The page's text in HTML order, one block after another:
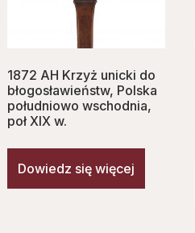
1872 AH Krzyż unicki do
błogosławieństw, Polska
południowo wschodnia,
poł XIX w.
Dowiedz się więcej